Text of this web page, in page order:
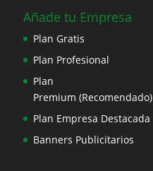
Añade tu Empresa
Plan Gratis
Plan Profesional
Plan
Premium (Recomendado)
Plan Empresa Destacada
Banners Publicitarios